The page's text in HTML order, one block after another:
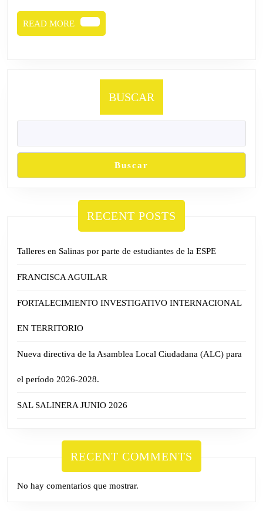
Trujillo
Cano
READ MORE
READ
MORE
BUSCAR
Buscar
RECENT POSTS
Talleres en Salinas por parte de estudiantes de la ESPE
FRANCISCA AGUILAR
FORTALECIMIENTO INVESTIGATIVO INTERNACIONAL
EN TERRITORIO
Nueva directiva de la Asamblea Local Ciudadana (ALC) para
el período 2026-2028.
SAL SALINERA JUNIO 2026
RECENT COMMENTS
No hay comentarios que mostrar.